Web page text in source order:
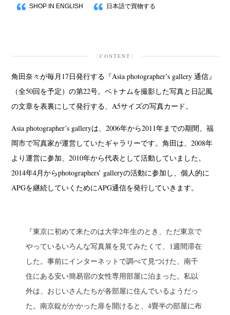
SHOP IN ENGLISH 日本語で買物する
〈CONTENT〉
角田奈々が毎月17日発行する『Asia photographer’s gallery 通信』
（全50回を予定）の第22号。ベトナムを撮影した写真と日記風
の文章を表裏にして発行する、A5サイズの写真カード。
Asia photographer’s galleryは、2006年から2011年までの期間、福
岡市で写真家が運営していたギャラリーです。角田は、2008年
より運営に参加、2010年から代表として活動していました。
2014年4月からphotographers’ galleryの活動に参加し、個人的に
APGを継続していくためにAPG通信を発行していきます。
『東京に初めて来たのは大学2年生のとき、ただ東京で
やっているいろんな写真展を見てみたくて、1週間滞在
した。事前にインターネットで調べて見つけた、南千
住にある安い簡易宿の女性専用部屋に泊まった。私以
外は、おじいさんたちが各部屋に住んでいるようだっ
た。南京錠がかかった扉を開けると、4畳半の部屋に布